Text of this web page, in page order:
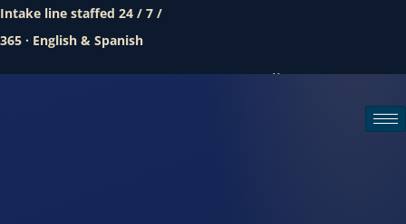
Intake line staffed 24 / 7 /
365 · English & Spanish
Call (888) 437-7747